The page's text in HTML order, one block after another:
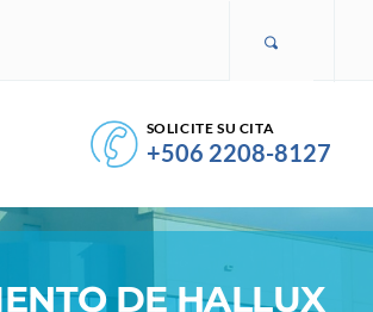
SOLICITE SU CITA
+506 2208-8127
DE HALLUX